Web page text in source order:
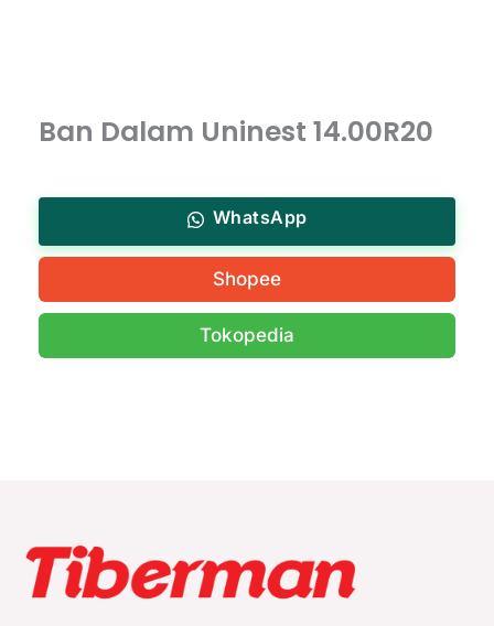
Ban Dalam Uninest 14.00R20
WhatsApp
Shopee
Tokopedia